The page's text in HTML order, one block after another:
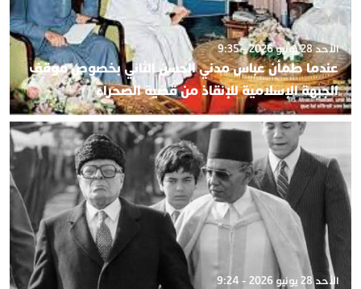
الأحد 28 يونيو 2026 - 9:35
عندما طمأن عباس مدني الحسن الثاني بخصوص موقف
الجبهة الإسلامية للإنقاذ من قضية الصحراء
الأحد 28 يونيو 2026 - 9:24